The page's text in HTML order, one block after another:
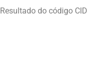
Resultado do código CID